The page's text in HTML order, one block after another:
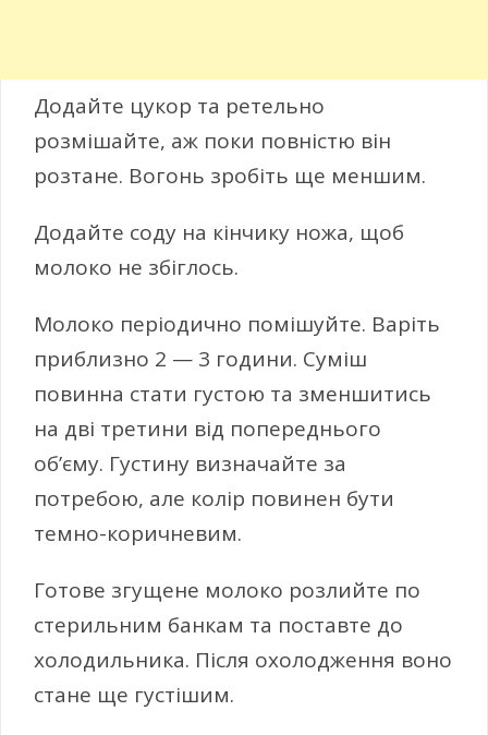
Додайте цукор та ретельно
розмішайте, аж поки повністю він
розтане. Вогонь зробіть ще меншим.
Додайте соду на кінчику ножа, щоб
молоко не збіглось.
Молоко періодично помішуйте. Варіть
приблизно 2 — 3 години. Суміш
повинна стати густою та зменшитись
на дві третини від попереднього
об’єму. Густину визначайте за
потребою, але колір повинен бути
темно-коричневим.
Готове згущене молоко розлийте по
стерильним банкам та поставте до
холодильника. Після охолодження воно
стане ще густішим.